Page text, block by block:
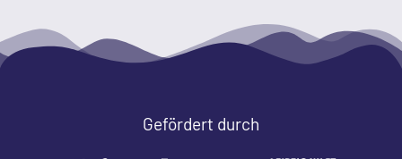
Gefördert durch